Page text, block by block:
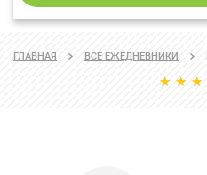
ГЛАВНАЯ ВСЕ ЕЖЕДНЕВНИКИ